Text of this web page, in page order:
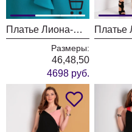
Платье Лиона-Стиль 708 бирюза
Размеры:
46,48,50
4698 руб.